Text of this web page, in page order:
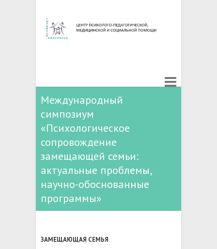
Международный
симпозиум
«Психологическое
сопровождение
замещающей семьи:
актуальные проблемы,
научно-обоснованные
программы»
ЗАМЕЩАЮЩАЯ СЕМЬЯ